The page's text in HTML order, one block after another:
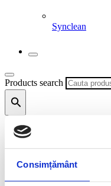
Consimțământ
Synclean
Products search